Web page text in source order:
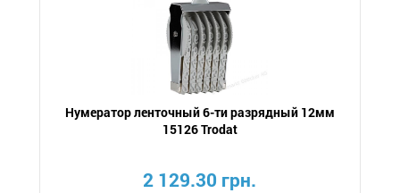
Нумератор ленточный 6-ти разрядный 12мм
15126 Trodat
2 129.30 грн.